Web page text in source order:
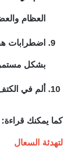
العظام
اضطرابات
بشكل
ألم في
كما يمكنك
لتهدئة السعال